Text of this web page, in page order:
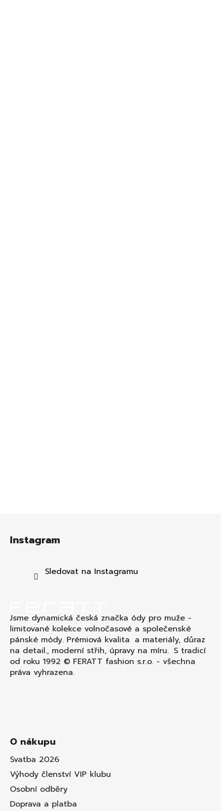
Instagram
Sledovat na Instagramu
Jsme dynamická česká značka ódy pro muže -
limitované kolekce volnočasové a společenské
pánské módy. Prémiová kvalita a materiály, důraz
na detail., moderní střih, úpravy na míru. S tradicí
od roku 1992 © FERATT fashion s.r.o. - všechna
práva vyhrazena.
O nákupu
Svatba 2026
Výhody členství VIP klubu
Osobní odběry
Doprava a platba